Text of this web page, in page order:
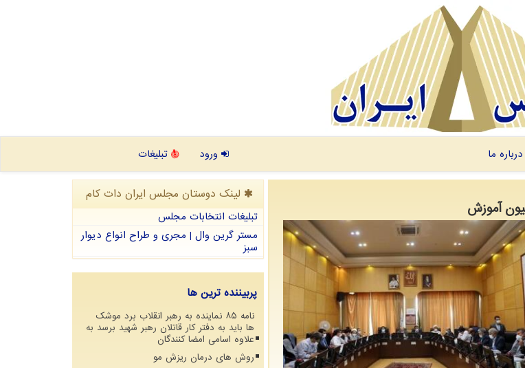
درباره ما ورود تبلیغات
آموزش
لینک دوستان مجلس ایران دات كام
تبلیغات انتخابات مجلس
مستر گرین وال | مجری و طراح انواع دیوار
سبز
پربیننده ترین ها
نامه ۸۵ نماینده به رهبر انقلاب برد موشک
ها باید به دفتر کار قاتلان رهبر شهید برسد به
علاوه اسامی امضا کنندگان
روش های درمان ریزش مو